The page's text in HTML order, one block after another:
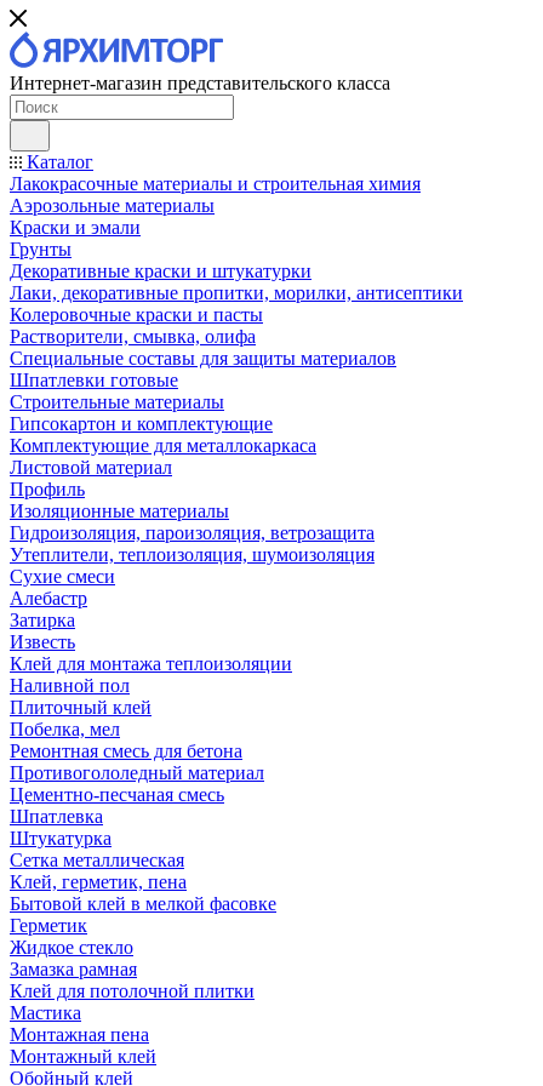
Интернет-магазин представительского класса
Каталог
Лакокрасочные материалы и строительная химия
Аэрозольные материалы
Краски и эмали
Грунты
Декоративные краски и штукатурки
Лаки, декоративные пропитки, морилки, антисептики
Колеровочные краски и пасты
Растворители, смывка, олифа
Специальные составы для защиты материалов
Шпатлевки готовые
Строительные материалы
Гипсокартон и комплектующие
Комплектующие для металлокаркаса
Листовой материал
Профиль
Изоляционные материалы
Гидроизоляция, пароизоляция, ветрозащита
Утеплители, теплоизоляция, шумоизоляция
Сухие смеси
Алебастр
Затирка
Известь
Клей для монтажа теплоизоляции
Наливной пол
Плиточный клей
Побелка, мел
Ремонтная смесь для бетона
Противогололедный материал
Цементно-песчаная смесь
Шпатлевка
Штукатурка
Сетка металлическая
Клей, герметик, пена
Бытовой клей в мелкой фасовке
Герметик
Жидкое стекло
Замазка рамная
Клей для потолочной плитки
Мастика
Монтажная пена
Монтажный клей
Обойный клей